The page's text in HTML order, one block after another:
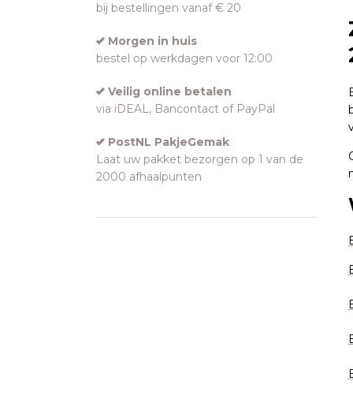
bij bestellingen vanaf € 20
Morgen in huis
bestel op werkdagen voor 12:00
Veilig online betalen
via iDEAL, Bancontact of PayPal
PostNL PakjeGemak
Laat uw pakket bezorgen op 1 van de
2000 afhaalpunten